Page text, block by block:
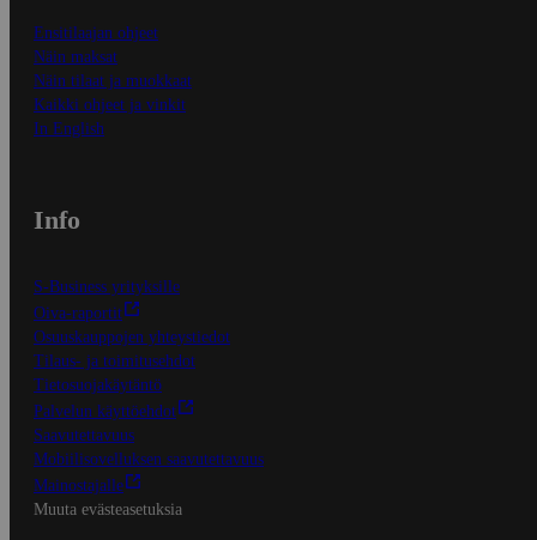
Ensitilaajan ohjeet
Näin maksat
Näin tilaat ja muokkaat
Kaikki ohjeet ja vinkit
In English
Info
S-Business yrityksille
Oiva-raportit
Osuuskauppojen yhteystiedot
Tilaus- ja toimitusehdot
Tietosuojakäytäntö
Palvelun käyttöehdot
Saavutettavuus
Mobiilisovelluksen saavutettavuus
Mainostajalle
Muuta evästeasetuksia